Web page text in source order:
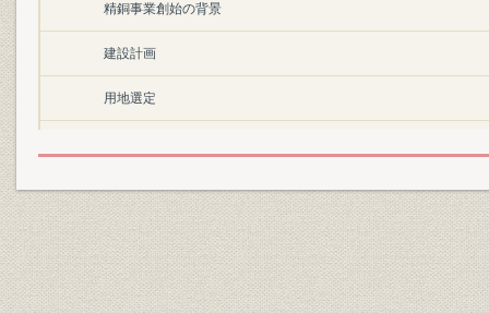
精銅事業創始の背景
建設計画
用地選定
2. 反射炉精銅
操業方法
初期の操業状況